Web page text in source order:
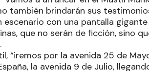
también brindarán sus
escenario con una pantalla
que no serán de ficción, sino
“iremos por la avenida 25 de
la avenida 9 de Julio,